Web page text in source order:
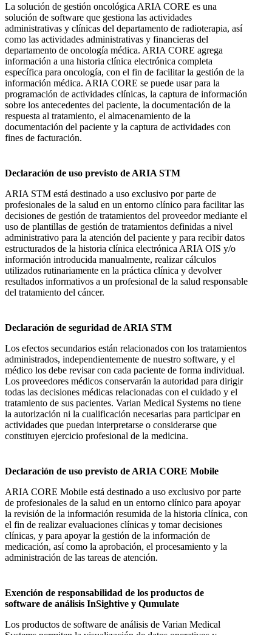
La solución de gestión oncológica ARIA CORE es una
solución de software que gestiona las actividades
administrativas y clínicas del departamento de radioterapia, así
como las actividades administrativas y financieras del
departamento de oncología médica. ARIA CORE agrega
información a una historia clínica electrónica completa
específica para oncología, con el fin de facilitar la gestión de la
información médica. ARIA CORE se puede usar para la
programación de actividades clínicas, la captura de información
sobre los antecedentes del paciente, la documentación de la
respuesta al tratamiento, el almacenamiento de la
documentación del paciente y la captura de actividades con
fines de facturación.
Declaración de uso previsto de ARIA STM
ARIA STM está destinado a uso exclusivo por parte de
profesionales de la salud en un entorno clínico para facilitar las
decisiones de gestión de tratamientos del proveedor mediante el
uso de plantillas de gestión de tratamientos definidas a nivel
administrativo para la atención del paciente y para recibir datos
estructurados de la historia clínica electrónica ARIA OIS y/o
información introducida manualmente, realizar cálculos
utilizados rutinariamente en la práctica clínica y devolver
resultados informativos a un profesional de la salud responsable
del tratamiento del cáncer.
Declaración de seguridad de ARIA STM
Los efectos secundarios están relacionados con los tratamientos
administrados, independientemente de nuestro software, y el
médico los debe revisar con cada paciente de forma individual.
Los proveedores médicos conservarán la autoridad para dirigir
todas las decisiones médicas relacionadas con el cuidado y el
tratamiento de sus pacientes. Varian Medical Systems no tiene
la autorización ni la cualificación necesarias para participar en
actividades que puedan interpretarse o considerarse que
constituyen ejercicio profesional de la medicina.
Declaración de uso previsto de ARIA CORE Mobile
ARIA CORE Mobile está destinado a uso exclusivo por parte
de profesionales de la salud en un entorno clínico para apoyar
la revisión de la información resumida de la historia clínica, con
el fin de realizar evaluaciones clínicas y tomar decisiones
clínicas, y para apoyar la gestión de la información de
medicación, así como la aprobación, el procesamiento y la
administración de las tareas de atención.
Exención de responsabilidad de los productos de
software de análisis InSightive y Qumulate
Los productos de software de análisis de Varian Medical